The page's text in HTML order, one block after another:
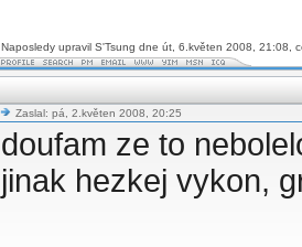
Naposledy upravil S'Tsung dne út, 6.květen 2008, 21:08,
Zaslal: pá, 2.květen 2008, 20:25
doufam ze to
jinak hezkej vykon,